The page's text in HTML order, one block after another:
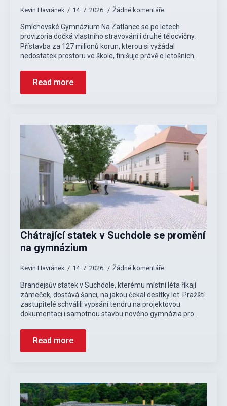
Kevin Havránek 14. 7. 2026 Žádné komentáře
Smíchovské Gymnázium Na Zatlance se po letech
provizoria dočká vlastního stravování i druhé tělocvičny.
Přístavba za 127 milionů korun, kterou si vyžádal
nedostatek prostoru ve škole, finišuje právě o letošních…
Read more
Chátrající statek v Suchdole se promění
na gymnázium
Kevin Havránek 14. 7. 2026 Žádné komentáře
Brandejsův statek v Suchdole, kterému místní léta říkají
zámeček, dostává šanci, na jakou čekal desítky let. Pražští
zastupitelé schválili vypsání tendru na projektovou
dokumentaci i samotnou stavbu nového gymnázia pro…
Read more